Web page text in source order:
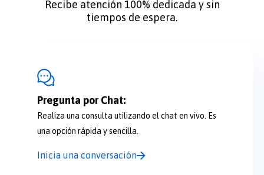
Recibe atención 100% dedicada y sin
tiempos de espera.
Pregunta por Chat:
Realiza una consulta utilizando el chat en vivo. Es
una opción rápida y sencilla.
Inicia una conversación